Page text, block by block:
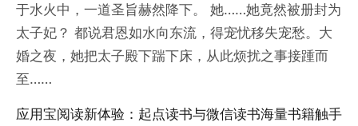
于水火中，一道圣旨赫然降下。 她……她竟然被册封为
太子妃？ 都说君恩如水向东流，得宠忧移失宠愁。大
婚之夜，她把太子殿下踹下床，从此烦扰之事接踵而
至……
应用宝阅读新体验：起点读书与微信读书海量书籍触手